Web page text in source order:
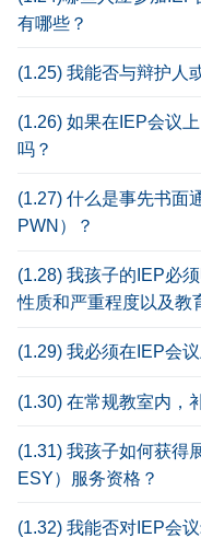
有哪些？
(1.25) 我能否与辩护人
(1.26) 如果在IEP会议
吗？
(1.27) 什么是事先书面
PWN）？
(1.28) 我孩子的IEP必
性质和严重程度以及教
(1.29) 我必须在IEP会
(1.30) 在常规教室内，
(1.31) 我孩子如何获得
ESY）服务资格？
(1.32) 我能否对IEP会